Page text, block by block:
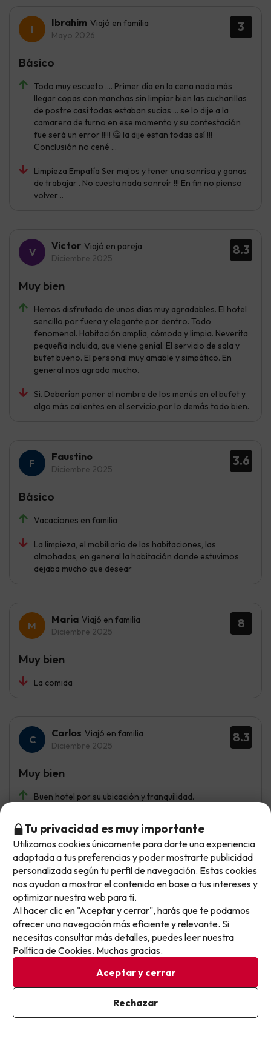
3
Ibrahim Viajó en familia
Mayo 2026
Todo muy escueto …. Primer día en la cena nada más
llegar copas con manchas sin limpiar bien las cucharillas
de postre casi todas estaban sucias … se lo dije a la
camarera de turno en ese momento y su contestación
fue será un error !!!!! 🙅 la dije estan todas así !!!
Conclusión no cené …
Limpieza Empatía Ser majos y tener una sonrisa y ganas
de trabajar . No cuesta nada sonreír !!! En fin no pienso
volver ..
Básico
8.3
Victor Viajó en pareja
Diciembre 2025
Hemos disfrutado de unos días muy agradables. El hotel
sencillo por fuera y elegante por dentro. Todo
fenomenal. Habitación amplia, cómoda y limpia. Neverita
pequeña incluida, que viene genial. El servicio de sala y
bufet bueno. El personal muy amable y simpático. En
general nos agrado mucho.
Si. Deberían poner el nombre de los menús en el bufet y
algo más calientes en el servicio,por lo demás todo bien.
Muy bien
3.6
Faustino
Diciembre 2025
Vacaciones en familia
La limpieza, el mobiliario de las habitaciones, las
almohadas, en general la habitación donde estuvimos
dejaba mucho que desear
Básico
8
Maria Viajó en familia
Diciembre 2025
La comida
Muy bien
8.3
Carlos Viajó en familia
Diciembre 2025
Buen hotel por su ubicación y tranquilidad.
Muy bien
Mostrar más opiniones
Si tienes dudas antes de reservar, puedes consultar nuestro
apartado depreguntas frecuentes .
No llegas tarde: llegas al siguiente.
Este chollo ya ha caducado, pero cada día lanzamos
nuevas oportunidades para viajar mejor y pagar
menos.
Apúntate y que el próximo no se te escape.
Pon tu mejor e-mail
Ya estoy suscrito
Al suscribirte, confirmas haber leído y estar de acuerdo con la
son Esquiades.com (la web líder de viajes a la nieve en
España) y Amimir.com, el buscador de hoteles con más
de 1.000.000 de alojamientos disponibles para
reservar y viajar por todo el mundo.
Tu privacidad es muy importante
Utilizamos cookies únicamente para darte una experiencia
adaptada a tus preferencias y poder mostrarte publicidad
personalizada según tu perfil de navegación. Estas cookies
nos ayudan a mostrar el contenido en base a tus intereses y
optimizar nuestra web para ti.
Al hacer clic en "Aceptar y cerrar", harás que te podamos
ofrecer una navegación más eficiente y relevante. Si
necesitas consultar más detalles, puedes leer nuestra
Política de Cookies. Muchas gracias.
Aceptar y cerrar
Rechazar